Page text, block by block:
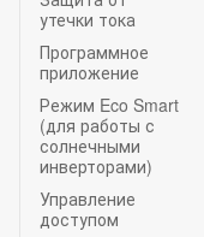
утечки тока
Программное
приложение
Режим Eco Smart
(для работы с
солнечными
инверторами)
Управление
доступом